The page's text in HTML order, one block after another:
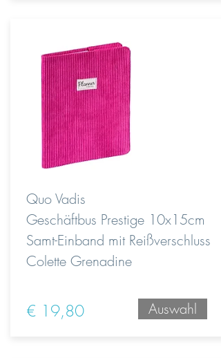
Quo Vadis
Geschäftbus Prestige 10x15cm
Samt-Einband mit Reißverschluss
Colette Grenadine
€ 19,80 Auswahl